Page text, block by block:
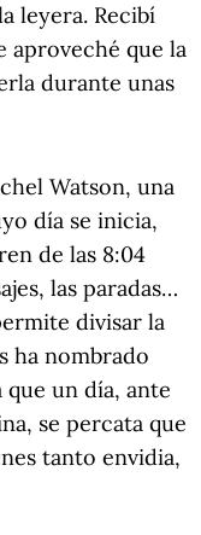
leyera. Recibí
aproveché que la
durante unas
Watson, una
día se inicia,
de las 8:04
las paradas…
divisar la
ha nombrado
que un día, ante
se percata que
tanto envidia,